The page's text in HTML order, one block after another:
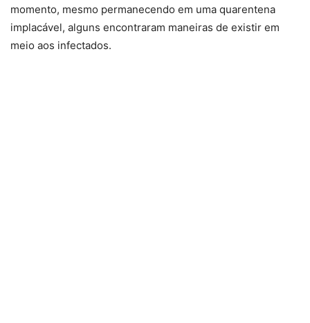
momento, mesmo permanecendo em uma quarentena
implacável, alguns encontraram maneiras de existir em
meio aos infectados.